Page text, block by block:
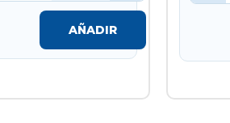
AÑADIR